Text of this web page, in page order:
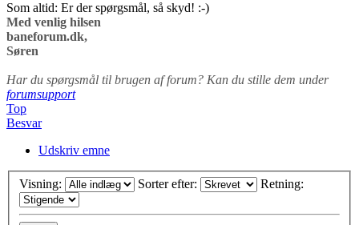
Som altid: Er der spørgsmål, så skyd! :-)
Med venlig hilsen
baneforum.dk,
Søren
Har du spørgsmål til brugen af forum? Kan du stille dem under
forumsupport
Top
Besvar
Udskriv emne
Visning: Sorter efter: Retning: